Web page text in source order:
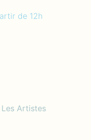
de 12h
Les Artistes